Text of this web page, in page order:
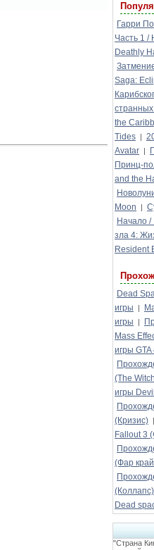
Гарри
Часть 1 /
Deathly
Saga:
the
Tides |
Avatar |
Принц-
and the
Moon
|
Начало /
зла 4:
Resident
Dead
игры
|
игры
|
Mass
игры
(The
игры
(Кризис) |
Fallout 3
(Фар
(Коллапс)
Dead
"Страна